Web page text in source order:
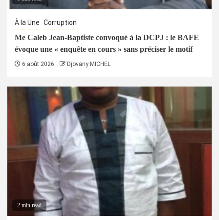
À la Une Corruption
Me Caleb Jean-Baptiste convoqué à la DCPJ : le BAFE
évoque une « enquête en cours » sans préciser le motif
6 août 2026 Djovany MICHEL
2 min read